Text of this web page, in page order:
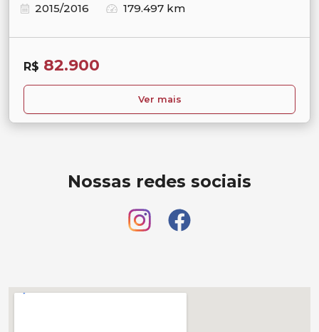
2015/2016
179.497 km
R$ 82.900
Ver mais
Nossas redes sociais